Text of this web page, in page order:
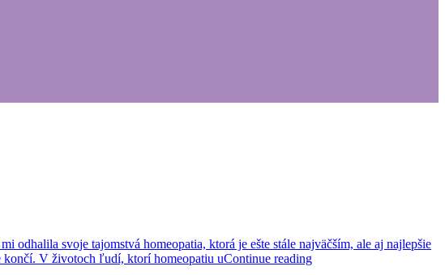
svoje tajomstvá homeopatia, ktorá je ešte stále najväčším, ale aj najlepšie
končí. V životoch ľudí, ktorí homeopatiu uContinue reading